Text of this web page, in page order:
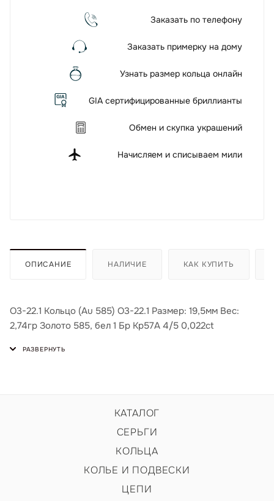
Заказать по телефону
Заказать примерку на дому
Узнать размер кольца онлайн
GIA сертифицированные бриллианты
Обмен и скупка украшений
Начисляем и списываем мили
ОПИСАНИЕ НАЛИЧИЕ КАК КУПИТЬ
О3-22.1 Кольцо (Au 585) О3-22.1 Размер: 19,5мм Вес:
2,74гр Золото 585, бел 1 Бр Кр57А 4/5 0,022ct
КАТАЛОГ
СЕРЬГИ
КОЛЬЦА
КОЛЬЕ И ПОДВЕСКИ
ЦЕПИ